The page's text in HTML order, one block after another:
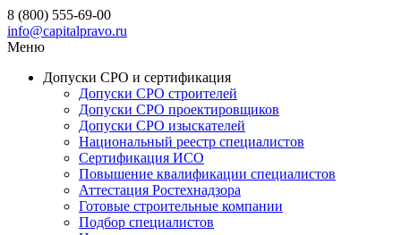
8 (800) 555-69-00
info@capitalpravo.ru
Меню
Допуски СРО и сертификация
Допуски СРО строителей
Допуски СРО проектировщиков
Допуски СРО изыскателей
Национальный реестр специалистов
Сертификация ИСО
Повышение квалификации специалистов
Аттестация Ростехнадзора
Готовые строительные компании
Подбор специалистов